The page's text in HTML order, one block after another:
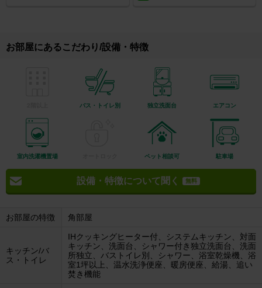
お部屋にあるこだわり/設備・特徴
バス・トイレ別 独立洗面台 エアコン
室内洗濯機置場 ペット相談可 駐車場
設備・特徴について聞く 無料
お部屋の特徴 角部屋
キッチン/バ
ス・トイレ
IHクッキングヒーター付、システムキッチン、対面
キッチン、洗面台、シャワー付き独立洗面台、洗面
所独立、バストイレ別、シャワー、浴室乾燥機、浴
室1坪以上、温水洗浄便座、暖房便座、給湯、追い
焚き機能